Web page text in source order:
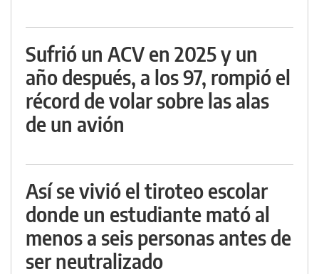
Sufrió un ACV en 2025 y un
año después, a los 97, rompió el
récord de volar sobre las alas
de un avión
Así se vivió el tiroteo escolar
donde un estudiante mató al
menos a seis personas antes de
ser neutralizado